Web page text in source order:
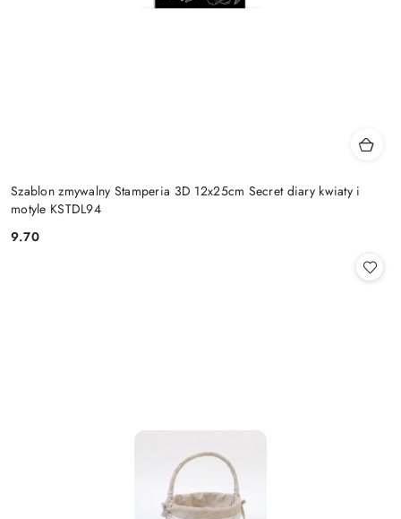
Szablon zmywalny Stamperia 3D 12x25cm Secret diary kwiaty i
motyle KSTDL94
Cena:
9.70